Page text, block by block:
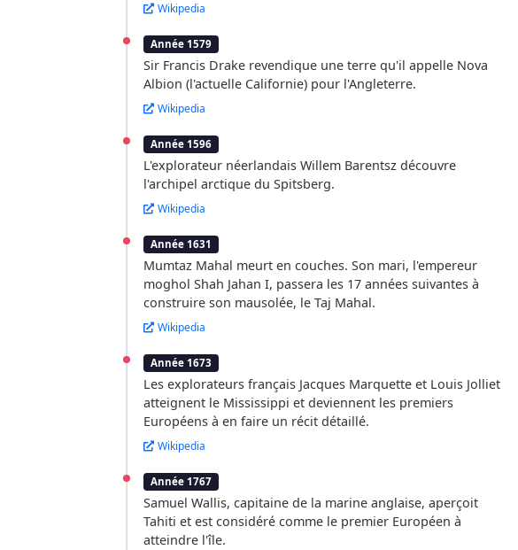
Wikipedia
Année 1579
Sir Francis Drake revendique une terre qu'il appelle Nova
Albion (l'actuelle Californie) pour l'Angleterre.
Wikipedia
Année 1596
L'explorateur néerlandais Willem Barentsz découvre
l'archipel arctique du Spitsberg.
Wikipedia
Année 1631
Mumtaz Mahal meurt en couches. Son mari, l'empereur
moghol Shah Jahan I, passera les 17 années suivantes à
construire son mausolée, le Taj Mahal.
Wikipedia
Année 1673
Les explorateurs français Jacques Marquette et Louis Jolliet
atteignent le Mississippi et deviennent les premiers
Européens à en faire un récit détaillé.
Wikipedia
Année 1767
Samuel Wallis, capitaine de la marine anglaise, aperçoit
Tahiti et est considéré comme le premier Européen à
atteindre l'île.